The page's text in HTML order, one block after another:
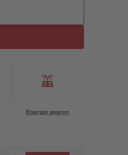
Energie sparen